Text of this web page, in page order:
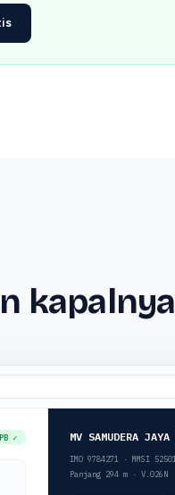
✓ MV SAMUDERA JAYA
IMO 9784271 · MMSI
Panjang 294 m · V.026N